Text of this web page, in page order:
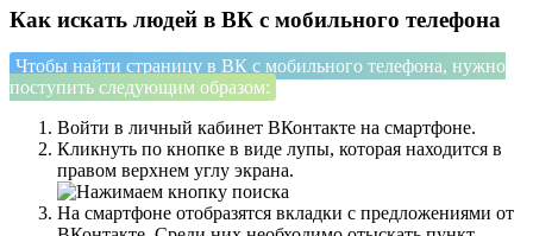
Как искать людей в ВК с мобильного телефона
Чтобы найти страницу в ВК с мобильного телефона, нужно
поступить следующим образом:
Войти в личный кабинет ВКонтакте на смартфоне.
Кликнуть по кнопке в виде лупы, которая находится в
правом верхнем углу экрана.
На смартфоне отобразятся вкладки с предложениями от